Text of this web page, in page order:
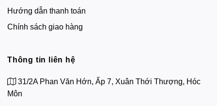
Hướng dẫn thanh toán
Chính sách giao hàng
Thông tin liên hệ
31/2A Phan Văn Hớn, Ấp 7, Xuân Thới Thượng, Hóc
Môn